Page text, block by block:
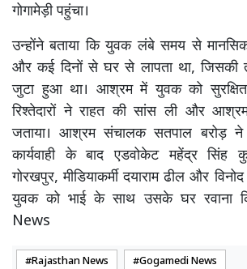
गोगामेड़ी पहुंचा।
उन्होंने बताया कि युवक लंबे समय से
और कई दिनों से घर से लापता था, जिसकी
जुटा हुआ था। आश्रम में युवक को सुरक्षित
रिश्तेदारों ने राहत की सांस ली और
जताया। आश्रम संचालक सतपाल बरोड़
कार्यवाही के बाद एडवोकेट महेंद्र सिंह
गोरखपुर, मीडियाकर्मी दयाराम ढील और
युवक को भाई के साथ उसके घर रवाना
News
Rajasthan News Gogamedi News